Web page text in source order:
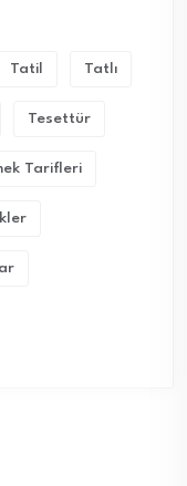
Tatil Tatlı
Tesettür
Tarifleri